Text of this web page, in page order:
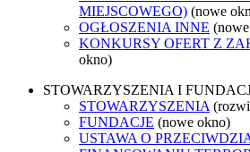
MIEJSCOWEGO) (nowe
OGŁOSZENIA INNE
KONKURSY OFERT Z
okno)
STOWARZYSZENIA I
STOWARZYSZENIA
FUNDACJE (nowe okno)
USTAWA O